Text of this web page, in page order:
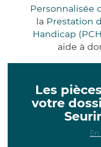
Personnalisée
la Prestation
Handicap
aide à
Les
votre
En